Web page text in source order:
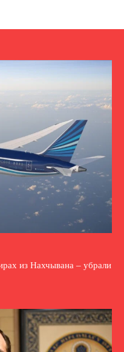
из Нахчывана – убрали